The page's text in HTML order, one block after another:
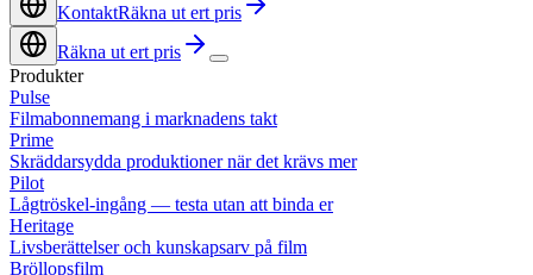
KontaktRäkna ut ert pris
Räkna ut ert pris
Produkter
Pulse
Filmabonnemang i marknadens takt
Prime
Skräddarsydda produktioner när det krävs mer
Pilot
Lågtröskel-ingång — testa utan att binda er
Heritage
Livsberättelser och kunskapsarv på film
Bröllopsfilm